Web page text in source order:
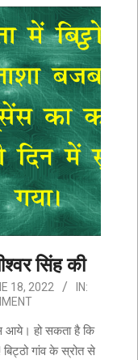
सिंह की
18, 2022
IN:
आये। हो सकता है कि
गांव के स्रोत से